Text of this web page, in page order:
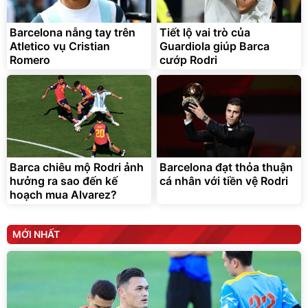
chống nóng giúp thoải mái
trong di chuyển
295.000đ
Đã bán nhiều
Barcelona nẫng tay trên
Atletico vụ Cristian
Romero
Tiết lộ vai trò của
Guardiola giúp Barca
cướp Rodri
Barca chiêu mộ Rodri ảnh
hưởng ra sao đến kế
hoạch mua Alvarez?
Barcelona đạt thỏa thuận
cá nhân với tiền vệ Rodri
MỚI NHẤT